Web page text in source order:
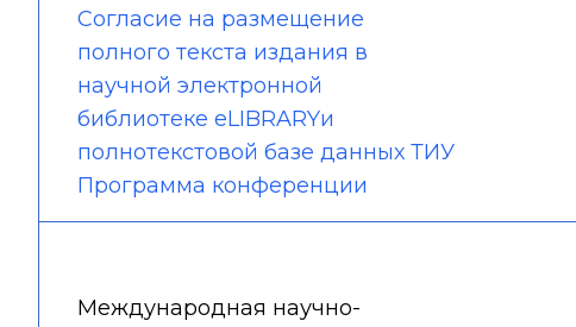
Согласие на размещение
полного текста издания в
научной электронной
библиотеке eLIBRARYи
полнотекстовой базе данных ТИУ
Программа конференции
Международная научно-